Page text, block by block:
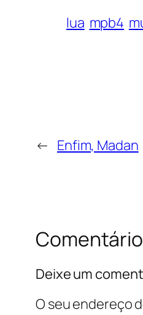
lua mpb4
← Enfim, Madan
Deixe um
O seu endereço